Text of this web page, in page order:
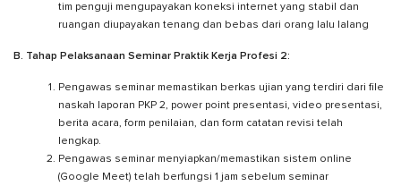
tim penguji mengupayakan koneksi internet yang stabil dan
ruangan diupayakan tenang dan bebas dari orang lalu lalang
B. Tahap Pelaksanaan Seminar Praktik Kerja Profesi 2:
Pengawas seminar memastikan berkas ujian yang terdiri dari file
naskah laporan PKP 2, power point presentasi, video presentasi,
berita acara, form penilaian, dan form catatan revisi telah
lengkap.
Pengawas seminar menyiapkan/memastikan sistem online
(Google Meet) telah berfungsi 1 jam sebelum seminar